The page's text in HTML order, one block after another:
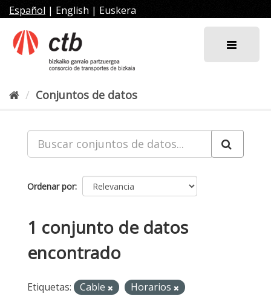
al
contenido
Español | English | Euskera
Conjuntos de datos
Ordenar por
1 conjunto de datos
encontrado
Etiquetas: Cable
Horarios